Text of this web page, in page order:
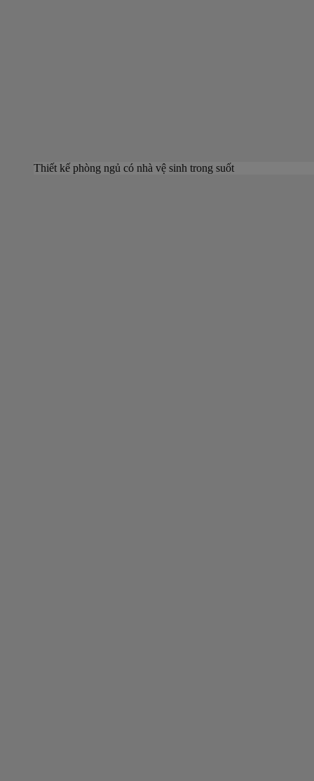
Thiết kế phòng ngủ có nhà vệ sinh trong suốt